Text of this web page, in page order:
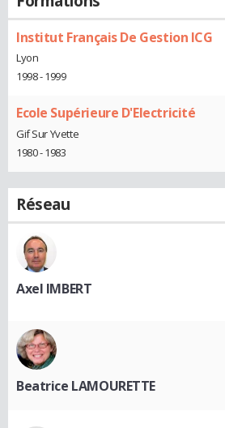
Institut Français De Gestion ICG
Lyon
1998 - 1999
Ecole Supérieure D'Electricité
Gif Sur Yvette
1980 - 1983
Réseau
Axel IMBERT
Beatrice LAMOURETTE